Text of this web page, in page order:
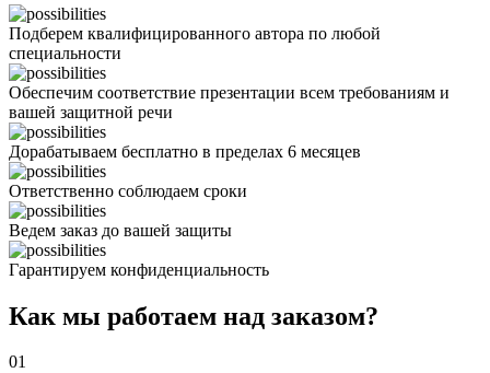
Подберем квалифицированного автора по любой
специальности
Обеспечим соответствие презентации всем требованиям и
вашей защитной речи
Дорабатываем бесплатно в пределах 6 месяцев
Ответственно соблюдаем сроки
Ведем заказ до вашей защиты
Гарантируем конфиденциальность
Как мы работаем над заказом?
01